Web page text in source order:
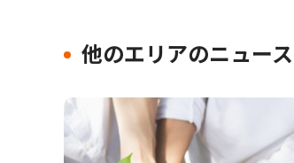
他のエリアのニュース